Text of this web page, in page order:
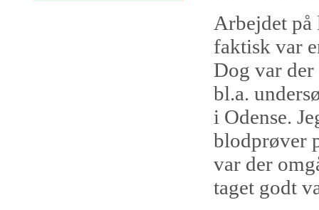
Arbejdet
faktisk var
Dog var der
bl.a.
i Odense.
blodprøver
var der
taget godt